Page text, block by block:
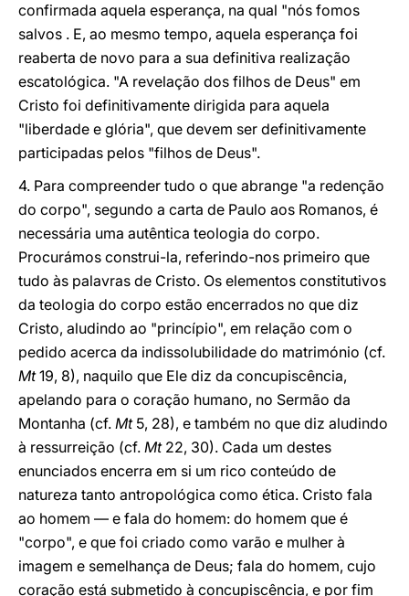
confirmada aquela esperança, na qual "nós fomos
salvos . E, ao mesmo tempo, aquela esperança foi
reaberta de novo para a sua definitiva realização
escatológica. "A revelação dos filhos de Deus" em
Cristo foi definitivamente dirigida para aquela
"liberdade e glória", que devem ser definitivamente
participadas pelos "filhos de Deus".
4. Para compreender tudo o que abrange "a redenção
do corpo", segundo a carta de Paulo aos Romanos, é
necessária uma autêntica teologia do corpo.
Procurámos construi-la, referindo-nos primeiro que
tudo às palavras de Cristo. Os elementos constitutivos
da teologia do corpo estão encerrados no que diz
Cristo, aludindo ao "princípio", em relação com o
pedido acerca da indissolubilidade do matrimónio (cf.
Mt19, 8), naquilo que Ele diz da concupiscência,
apelando para o coração humano, no Sermão da
Montanha (cf. Mt5, 28), e também no que diz aludindo
à ressurreição (cf. Mt22, 30). Cada um destes
enunciados encerra em si um rico conteúdo de
natureza tanto antropológica como ética. Cristo fala
ao homem — e fala do homem: do homem que é
"corpo", e que foi criado como varão e mulher à
imagem e semelhança de Deus; fala do homem, cujo
coração está submetido à concupiscência, e por fim